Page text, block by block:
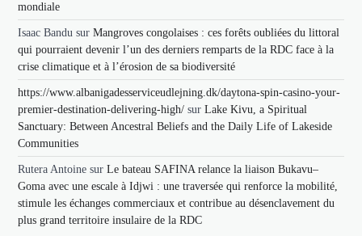
mondiale
Isaac Bandu surMangroves congolaises : ces forêts oubliées du littoral
qui pourraient devenir l’un des derniers remparts de la RDC face à la
crise climatique et à l’érosion de sa biodiversité
https://www.albanigadesserviceudlejning.dk/daytona-spin-casino-your-
premier-destination-delivering-high/ surLake Kivu, a Spiritual
Sanctuary: Between Ancestral Beliefs and the Daily Life of Lakeside
Communities
Rutera Antoine surLe bateau SAFINA relance la liaison Bukavu–
Goma avec une escale à Idjwi : une traversée qui renforce la mobilité,
stimule les échanges commerciaux et contribue au désenclavement du
plus grand territoire insulaire de la RDC